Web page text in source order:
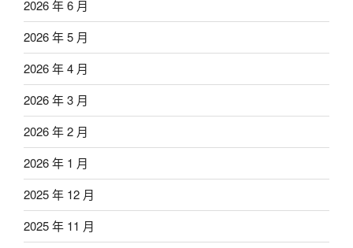
2026 年 6 月
2026 年 5 月
2026 年 4 月
2026 年 3 月
2026 年 2 月
2026 年 1 月
2025 年 12 月
2025 年 11 月